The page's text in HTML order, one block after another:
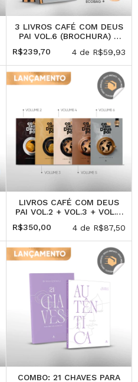
3 LIVROS CAFÉ COM DEUS
PAI VOL.6 (BROCHURA) +
R$239,70 4 de R$59,93
LIVROS CAFÉ COM DEUS
PAI VOL.2 + VOL.3 + VOL.4
R$350,00 4 de R$87,50
COMBO: 21 CHAVES PARA